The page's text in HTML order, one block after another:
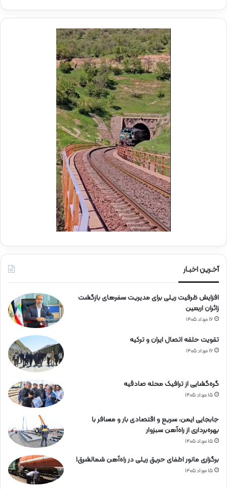
ر
ی
آخـرین اخبـار
افزایش ظرفیت ریلی برای مدیریت سفرهای بازگشت
زائران اربعین
۱۶ مرداد ۱۴۰۵
تقویت حلقه اتصال ایران و ترکیه
۱۶ مرداد ۱۴۰۵
گره‌گشایی از ترافیک محله صادقیه
۱۵ مرداد ۱۴۰۵
جابجایی ایمن، سریع و اقتصادی بار و مسافر با
بهره‌برداری از راه‌آهن سبزوار
۱۵ مرداد ۱۴۰۵
برگزاری مانور اطفای حریق ریلی در راه‌آهن شمالشرق۱
۱۵ مرداد ۱۴۰۵